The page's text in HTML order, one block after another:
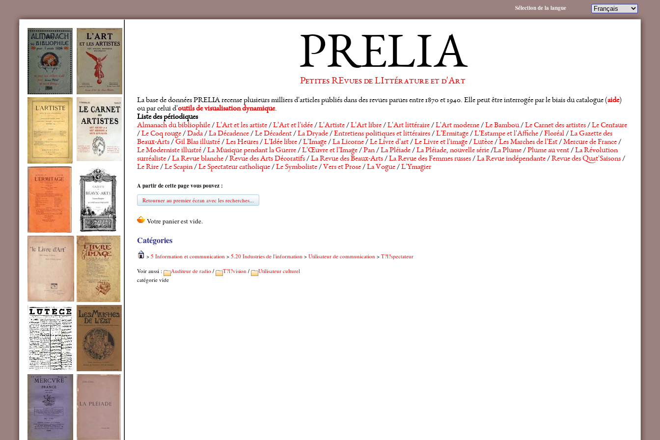
PRELIA
Petites REvues de LIttérature et d'Art
La base de données PRELIA recense plusieurs milliers d'articles publiés dans des revues parues entre 1870 et 1940. Elle peut être interrogée par le biais du catalogue (aide)
ou par celui d'outils de visualisation dynamique.
Liste des périodiques
Almanach du bibliophile/L'Art et les artiste/L'Art et l'idée/L'Artiste/L'Art libre/L'Art littéraire/L'Art moderne/Le Bambou/Le Carnet des artistes/Le Centaure
/Le Coq rouge/Dada/La Décadence/Le Décadent/La Dryade/Entretiens politiques et littéraires/L'Ermitage/L'Estampe et l'Affiche/Floréal/La Gazette des
Beaux-Arts/Gil Blas illustré/Les Heures/L'Idée libre/L'Image/La Licorne/Le Livre d'art/Le Livre et l'image/Lutèce/Les Marches de l'Est/Mercure de France/
Le Moderniste illustré/La Musique pendant la Guerre/L'Œuvre et l'Image/Pan/La Pléiade/La Pléiade, nouvelle série/La Plume/Plume au vent/La Révolution
surréaliste/La Revue blanche/Revue des Arts Décoratifs/La Revue des Beaux-Arts/La Revue des Femmes russes/La Revue indépendante/Revue des Quat'Saisons/
Le Rire/Le Scapin/Le Spectateur catholique/Le Symboliste/ Vers et Prose/La Vogue/L'Ymagier
A partir de cette page vous pouvez :
Retourner au premier écran avec les recherches...
Catégories
> 5 Information et communication > 5.20 Industries de l'information > Utilisateur de communication > T?l?spectateur
Voir aussi :
Auditeur de radio / T?l?vision /
Utilisateur culturel
catégorie vide
Sélection de la langue